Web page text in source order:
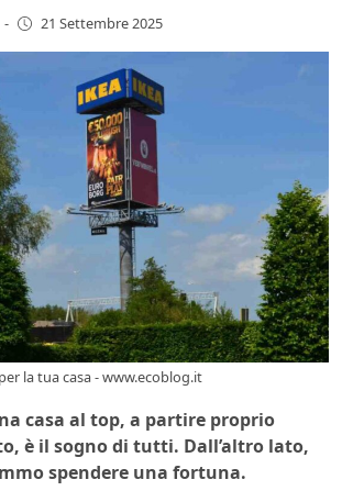
- 21 Settembre 2025
la tua casa - www.ecoblog.it
casa al top, a partire proprio
è il sogno di tutti. Dall’altro lato,
spendere una fortuna.